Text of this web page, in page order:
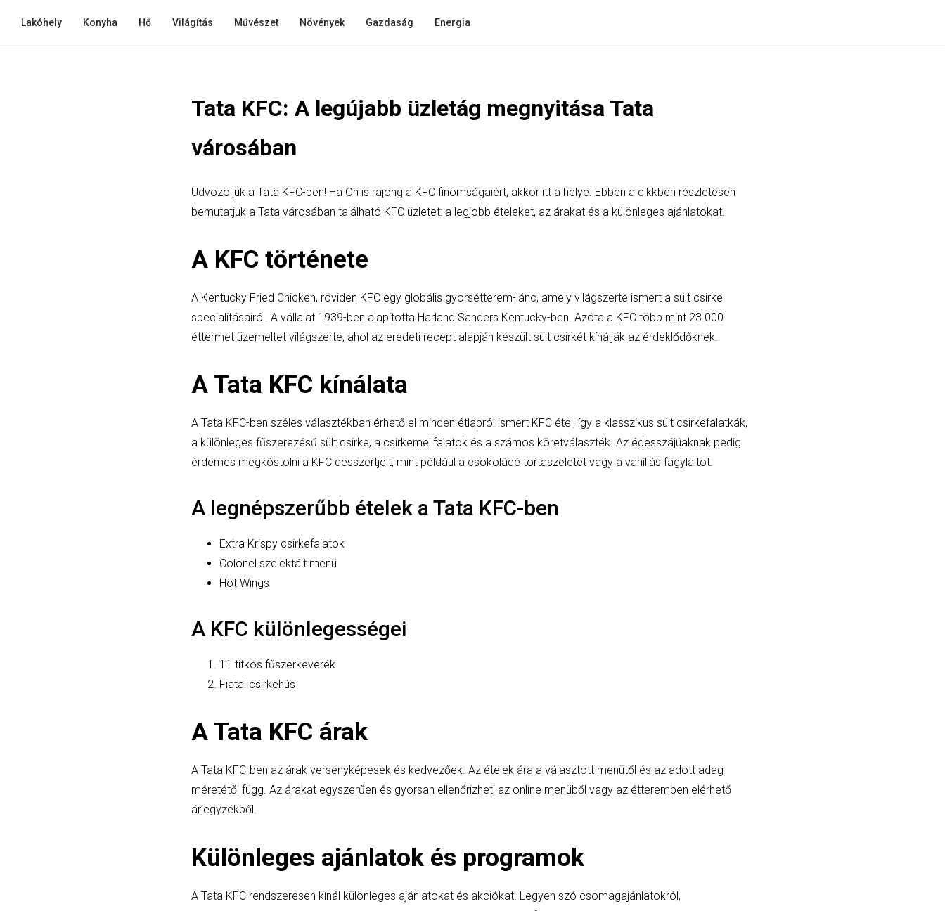
Lakóhely Konyha Hő Világítás Művészet Növények Gazdaság Energia
Tata KFC: A legújabb üzletág megnyitása Tata
városában
Üdvözöljük a Tata KFC-ben! Ha Ön is rajong a KFC finomságaiért, akkor itt a helye. Ebben a cikkben részletesen
bemutatjuk a Tata városában található KFC üzletet: a legjobb ételeket, az árakat és a különleges ajánlatokat.
A KFC története
A Kentucky Fried Chicken, röviden KFC egy globális gyorsétterem-lánc, amely világszerte ismert a sült csirke
specialitásairól. A vállalat 1939-ben alapította Harland Sanders Kentucky-ben. Azóta a KFC több mint 23 000
éttermet üzemeltet világszerte, ahol az eredeti recept alapján készült sült csirkét kínálják az érdeklődőknek.
A Tata KFC kínálata
A Tata KFC-ben széles választékban érhető el minden étlapról ismert KFC étel, így a klasszikus sült csirkefalatkák,
a különleges fűszerezésű sült csirke, a csirkemellfalatok és a számos köretválaszték. Az édesszájúaknak pedig
érdemes megkóstolni a KFC desszertjeit, mint például a csokoládé tortaszeletet vagy a vaníliás fagylaltot.
A legnépszerűbb ételek a Tata KFC-ben
Extra Krispy csirkefalatok
Colonel szelektált menü
Hot Wings
A KFC különlegességei
11 titkos fűszerkeverék
Fiatal csirkehús
A Tata KFC árak
A Tata KFC-ben az árak versenyképesek és kedvezőek. Az ételek ára a választott menütől és az adott adag
méretétől függ. Az árakat egyszerűen és gyorsan ellenőrizheti az online menüből vagy az étteremben elérhető
árjegyzékből.
Különleges ajánlatok és programok
A Tata KFC rendszeresen kínál különleges ajánlatokat és akciókat. Legyen szó csomagajánlatokról,